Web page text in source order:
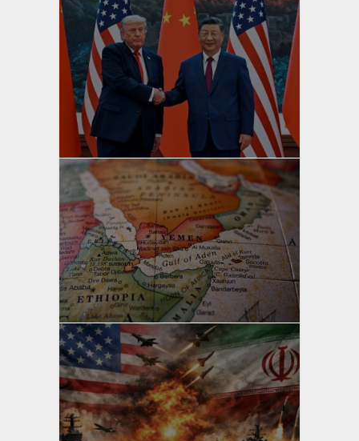
yazan
Bahri Ak
yazan
Bahri Ak
yazan
Bahri Ak